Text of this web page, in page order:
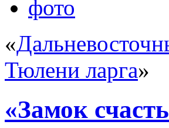
фото
«
Тюлени ларга»
«Замок